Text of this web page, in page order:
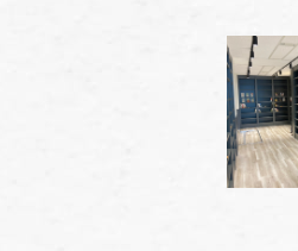
" alt="" /